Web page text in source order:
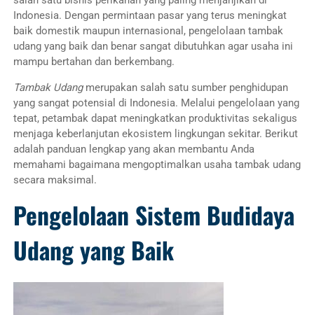
Indonesia. Dengan permintaan pasar yang terus meningkat
baik domestik maupun internasional, pengelolaan tambak
udang yang baik dan benar sangat dibutuhkan agar usaha ini
mampu bertahan dan berkembang.
Tambak Udangmerupakan salah satu sumber penghidupan
yang sangat potensial di Indonesia. Melalui pengelolaan yang
tepat, petambak dapat meningkatkan produktivitas sekaligus
menjaga keberlanjutan ekosistem lingkungan sekitar. Berikut
adalah panduan lengkap yang akan membantu Anda
memahami bagaimana mengoptimalkan usaha tambak udang
secara maksimal.
Pengelolaan Sistem Budidaya
Udang yang Baik